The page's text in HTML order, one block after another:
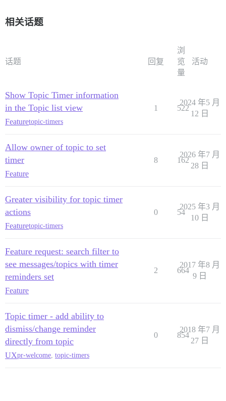
相关话题
话题 回复
浏
览
量
活动
Show Topic Timer information
in the Topic list view
Featuretopic-timers
1 522
2024 年5 月
12 日
Allow owner of topic to set
timer
Feature
8 162
2026 年7 月
28 日
Greater visibility for topic timer
actions
Featuretopic-timers
0 54
2025 年3 月
10 日
Feature request: search filter to
see messages/topics with timer
reminders set
Feature
2 664
2017 年8 月
9 日
Topic timer - add ability to
dismiss/change reminder
directly from topic
UXpr-welcome, topic-timers
0 854
2018 年7 月
27 日